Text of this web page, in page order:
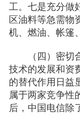
工。七是充分做
区油料等急需物
机、燃油、帐篷
（四）密切合
技术的发展和资
的替代作用日益
属于两家竞争性
后，中国电信除